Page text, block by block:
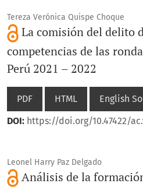
Tereza Verónica Quispe Choque
La comisión del delito
competencias de las
Perú 2021 – 2022
PDF HTML
English
DOI: https://doi.org/10.47422/
Leonel Harry Paz Delgado
Análisis de la